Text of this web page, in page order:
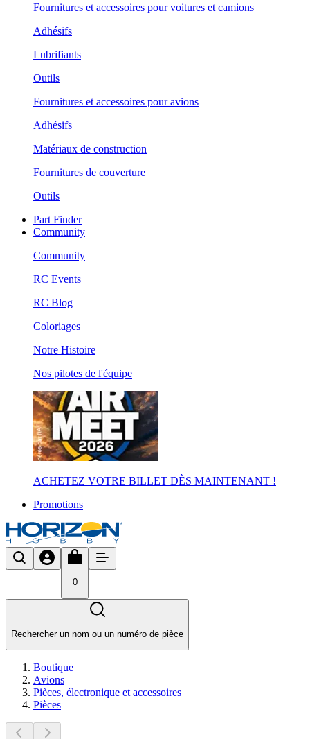
Fournitures et accessoires pour voitures et camions
Adhésifs
Lubrifiants
Outils
Fournitures et accessoires pour avions
Adhésifs
Matériaux de construction
Fournitures de couverture
Outils
Part Finder
Community
Community
RC Events
RC Blog
Coloriages
Notre Histoire
Nos pilotes de l'équipe
ACHETEZ VOTRE BILLET DÈS MAINTENANT !
Promotions
0
Rechercher un nom ou un numéro de pièce
Boutique
Avions
Pièces, électronique et accessoires
Pièces